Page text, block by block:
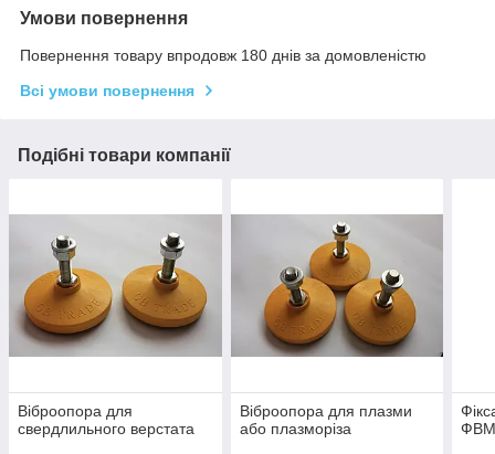
Умови повернення
Повернення товару впродовж 180 днів за домовленістю
Всі умови повернення
Подібні товари компанії
Віброопора для
свердлильного верстата
Віброопора для плазми
або плазморіза